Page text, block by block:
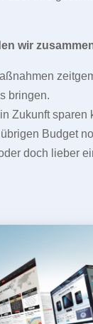
wir
bringen.
Zukunft sparen
Budget
doch lieber